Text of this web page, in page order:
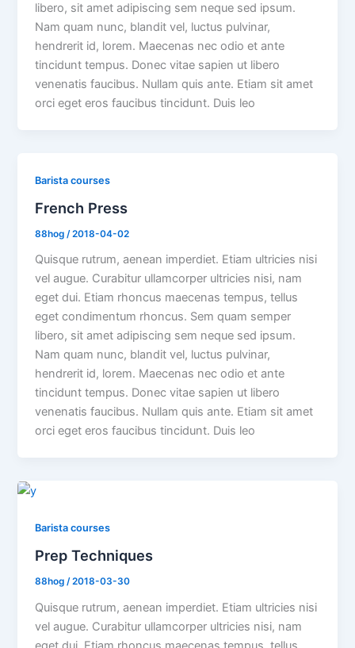
libero, sit amet adipiscing sem neque sed ipsum.
Nam quam nunc, blandit vel, luctus pulvinar,
hendrerit id, lorem. Maecenas nec odio et ante
tincidunt tempus. Donec vitae sapien ut libero
venenatis faucibus. Nullam quis ante. Etiam sit amet
orci eget eros faucibus tincidunt. Duis leo
Barista courses
French Press
88hog /2018-04-02
Quisque rutrum, aenean imperdiet. Etiam ultricies nisi
vel augue. Curabitur ullamcorper ultricies nisi, nam
eget dui. Etiam rhoncus maecenas tempus, tellus
eget condimentum rhoncus. Sem quam semper
libero, sit amet adipiscing sem neque sed ipsum.
Nam quam nunc, blandit vel, luctus pulvinar,
hendrerit id, lorem. Maecenas nec odio et ante
tincidunt tempus. Donec vitae sapien ut libero
venenatis faucibus. Nullam quis ante. Etiam sit amet
orci eget eros faucibus tincidunt. Duis leo
Barista courses
Prep Techniques
88hog /2018-03-30
Quisque rutrum, aenean imperdiet. Etiam ultricies nisi
vel augue. Curabitur ullamcorper ultricies nisi, nam